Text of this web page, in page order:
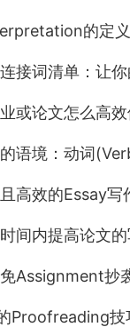
的定
接词清单：让
怎么高效修改获得高分
动词(Verb Tenses)使用
高效的Essay写
文的写作水平？正规的代写机
抄袭并
技巧：